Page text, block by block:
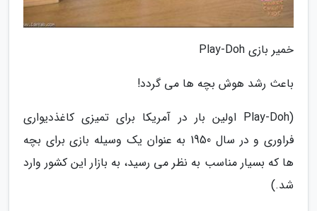
خمیر بازی Play-Doh
باعث رشد هوش بچه ها می گردد!
(Play-Doh اولین بار در آمریکا برای تمیزی کاغذدیواری
فراوری و در سال 1950 به عنوان یک وسیله بازی برای بچه
ها که بسیار مناسب به نظر می رسید، به بازار این کشور وارد
شد.)